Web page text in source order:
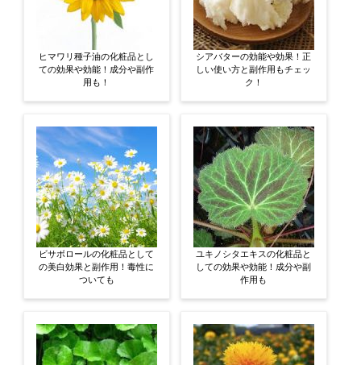
ヒマワリ種子油の化粧品とし
ての効果や効能！成分や副作
用も！
ビサボロールの化粧品として
の美白効果と副作用！毒性に
ついても
シアバターの効能や効果！正
しい使い方と副作用もチェッ
ク！
ユキノシタエキスの化粧品と
しての効果や効能！成分や副
作用も